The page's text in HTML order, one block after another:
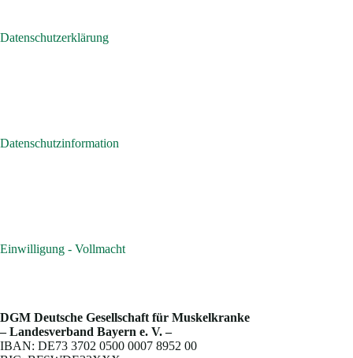
Datenschutzerklärung
Datenschutzinformation
Einwilligung - Vollmacht
DGM Deutsche Gesellschaft für Muskelkranke
– Landesverband Bayern e. V. –
IBAN: DE73 3702 0500 0007 8952 00